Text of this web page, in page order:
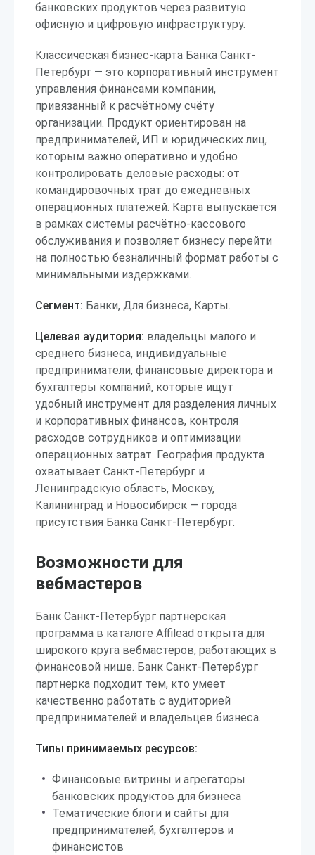
банковских продуктов через развитую
офисную и цифровую инфраструктуру.
Классическая бизнес-карта Банка Санкт-
Петербург — это корпоративный инструмент
управления финансами компании,
привязанный к расчётному счёту
организации. Продукт ориентирован на
предпринимателей, ИП и юридических лиц,
которым важно оперативно и удобно
контролировать деловые расходы: от
командировочных трат до ежедневных
операционных платежей. Карта выпускается
в рамках системы расчётно-кассового
обслуживания и позволяет бизнесу перейти
на полностью безналичный формат работы с
минимальными издержками.
Сегмент: Банки, Для бизнеса, Карты.
Целевая аудитория: владельцы малого и
среднего бизнеса, индивидуальные
предприниматели, финансовые директора и
бухгалтеры компаний, которые ищут
удобный инструмент для разделения личных
и корпоративных финансов, контроля
расходов сотрудников и оптимизации
операционных затрат. География продукта
охватывает Санкт-Петербург и
Ленинградскую область, Москву,
Калининград и Новосибирск — города
присутствия Банка Санкт-Петербург.
Возможности для
вебмастеров
Банк Санкт-Петербург партнерская
программа в каталоге Affilead открыта для
широкого круга вебмастеров, работающих в
финансовой нише. Банк Санкт-Петербург
партнерка подходит тем, кто умеет
качественно работать с аудиторией
предпринимателей и владельцев бизнеса.
Типы принимаемых ресурсов:
Финансовые витрины и агрегаторы
банковских продуктов для бизнеса
Тематические блоги и сайты для
предпринимателей, бухгалтеров и
финансистов